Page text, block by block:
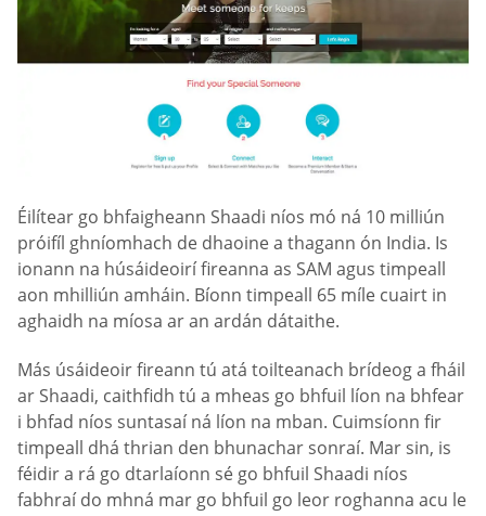
Éilítear go bhfaigheann Shaadi níos mó ná 10 milliún
próifíl ghníomhach de dhaoine a thagann ón India. Is
ionann na húsáideoirí fireanna as SAM agus timpeall
aon mhilliún amháin. Bíonn timpeall 65 míle cuairt in
aghaidh na míosa ar an ardán dátaithe.
Más úsáideoir fireann tú atá toilteanach brídeog a fháil
ar Shaadi, caithfidh tú a mheas go bhfuil líon na bhfear
i bhfad níos suntasaí ná líon na mban. Cuimsíonn fir
timpeall dhá thrian den bhunachar sonraí. Mar sin, is
féidir a rá go dtarlaíonn sé go bhfuil Shaadi níos
fabhraí do mhná mar go bhfuil go leor roghanna acu le